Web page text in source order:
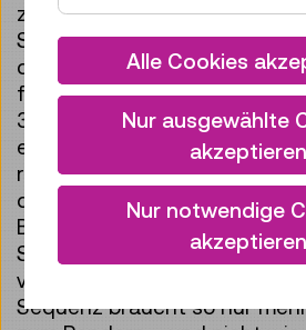
zum Beispiel in einer
den immensen Vorteil, dass
facto wegfallen. Denn bei so
3D-Content in dieser Qualität
einminütige Animation bis zu
rendern – also da ist wirklich
damit beschäftigt die
Bei der Raumfahrts-Sequenz
Spieleentwicklungsumgebung
von Epic Games genutzt. Die
Sequenz braucht so nur
Alle Cookies
Nur ausgewählte
akzeptieren
Nur notwendige
akzeptieren